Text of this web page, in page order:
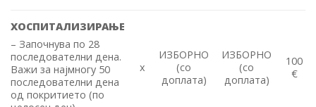
ХОСПИТАЛИЗИРАЊЕ
– Започнува по 28
последователни дена.
Важи за најмногу 50
последователни дена
од покритието (по
x
ИЗБОРНО
(со
доплата)
ИЗБОРНО
(со
доплата)
100
€